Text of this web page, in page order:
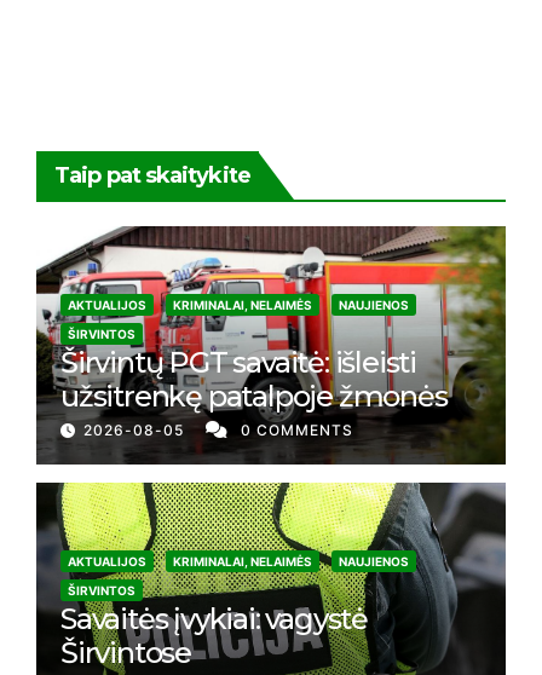
Taip pat skaitykite
AKTUALIJOS KRIMINALAI, NELAIMĖS
NAUJIENOS
ŠIRVINTOS
Širvintų PGT savaitė: išleisti
užsitrenkę patalpoje žmonės
2026-08-05 0 COMMENTS
AKTUALIJOS KRIMINALAI, NELAIMĖS
NAUJIENOS
ŠIRVINTOS
Savaitės įvykiai: vagystė
Širvintose